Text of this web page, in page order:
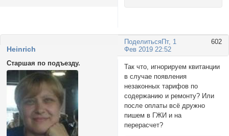
Поделиться 602
Пт, 1
Фев 2019 22:52
Heinrich
Старшая по подъезду.
Так что, игнорируем квитанции
в случае появления
незаконных тарифов по
содержанию и ремонту? Или
после оплаты всё дружно
пишем в ГЖИ и на
перерасчет?